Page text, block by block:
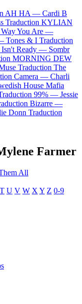
AH HA — Cardi B
Traduction KYLIAN
Way You Are —
Tones & I Traduction
Isn't Ready — Sombr
MORNING DEW
Traduction The
Camera — Charli
House Mafia
99% — Jessie
Bizarre —
Donn Traduction
Farmer
All
T U V W X Y Z 0-9